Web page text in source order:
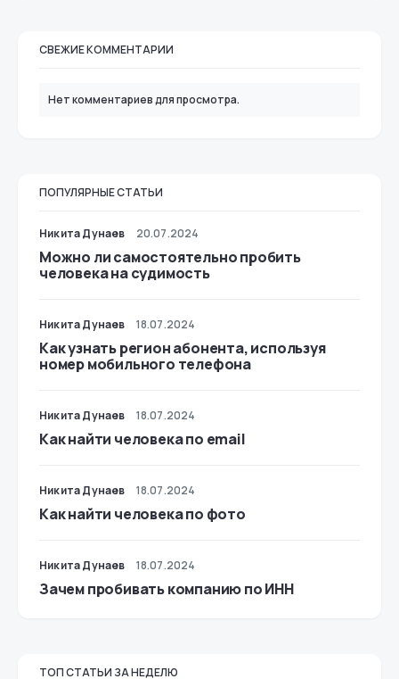
СВЕЖИЕ КОММЕНТАРИИ
Нет комментариев для просмотра.
ПОПУЛЯРНЫЕ СТАТЬИ
Никита Дунаев 20.07.2024
Можно ли самостоятельно пробить
человека на судимость
Никита Дунаев 18.07.2024
Как узнать регион абонента, используя
номер мобильного телефона
Никита Дунаев 18.07.2024
Как найти человека по email
Никита Дунаев 18.07.2024
Как найти человека по фото
Никита Дунаев 18.07.2024
Зачем пробивать компанию по ИНН
ТОП СТАТЬИ ЗА НЕДЕЛЮ